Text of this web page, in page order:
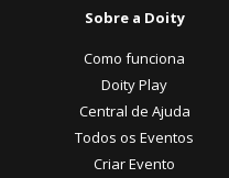
Sobre a Doity
Como funciona
Doity Play
Central de Ajuda
Todos os Eventos
Criar Evento